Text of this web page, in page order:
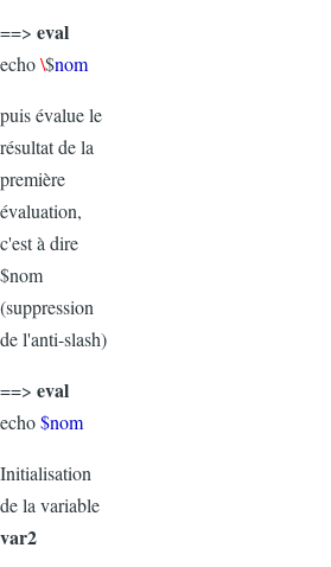
==> eval
echo\$nom
puis évalue le
résultat de la
première
évaluation,
c'est à dire
$nom
(suppression
de l'anti-slash)
==> eval
echo$nom
Initialisation
de la variable
var2